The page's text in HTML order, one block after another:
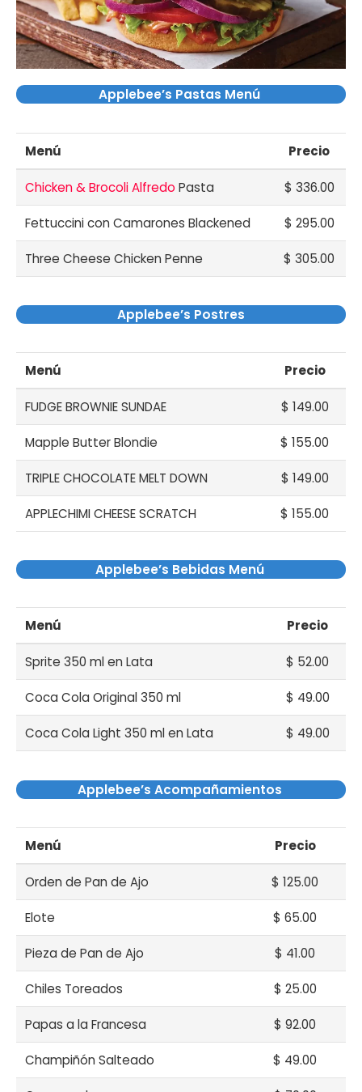
Applebee’s Pastas Menú
Menú Precio
Chicken & Brocoli Alfredo Pasta $ 336.00
Fettuccini con Camarones Blackened $ 295.00
Three Cheese Chicken Penne $ 305.00
Applebee’s Postres
Menú Precio
FUDGE BROWNIE SUNDAE $ 149.00
Mapple Butter Blondie $ 155.00
TRIPLE CHOCOLATE MELT DOWN $ 149.00
APPLECHIMI CHEESE SCRATCH $ 155.00
Applebee’s Bebidas Menú
Menú Precio
Sprite 350 ml en Lata $ 52.00
Coca Cola Original 350 ml $ 49.00
Coca Cola Light 350 ml en Lata $ 49.00
Applebee’s Acompañamientos
Menú Precio
Orden de Pan de Ajo $ 125.00
Elote $ 65.00
Pieza de Pan de Ajo $ 41.00
Chiles Toreados $ 25.00
Papas a la Francesa $ 92.00
Champiñón Salteado $ 49.00